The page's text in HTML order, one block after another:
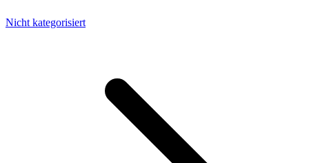
Nicht kategorisiert